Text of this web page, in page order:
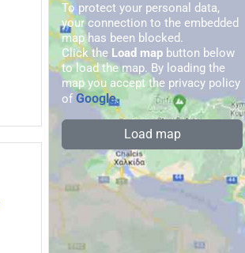
To protect your personal data,
your connection to the embedded
map has been blocked.
Click the Load map button below
to load the map. By loading the
map you accept the privacy policy
ofGoogle.
Load map